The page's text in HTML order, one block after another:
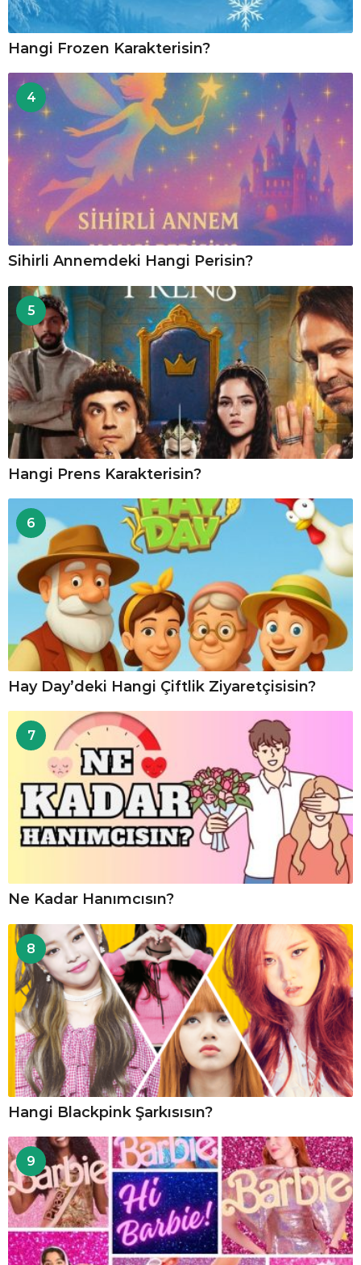
Hangi Frozen Karakterisin?
4
Sihirli Annemdeki Hangi Perisin?
5
Hangi Prens Karakterisin?
6
Hay Day’deki Hangi Çiftlik Ziyaretçisisin?
7
Ne Kadar Hanımcısın?
8
Hangi Blackpink Şarkısısın?
9